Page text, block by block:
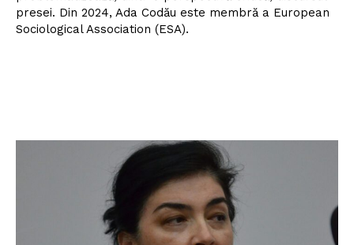
presei. Din 2024, Ada Codău este membră a European
Sociological Association (ESA).